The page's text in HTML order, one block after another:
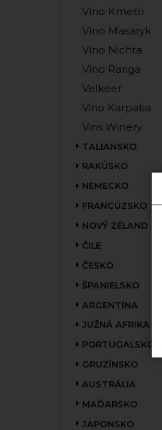
Víno Kmeťo
Víno Masaryk
Víno Nichta
Víno Rariga
Velkeer
Vino Karpatia
Vins Winery
TALIANSKO
RAKÚSKO
NEMECKO
FRANCÚZSKO
NOVÝ ZÉLAND
ČILE
ČESKO
ŠPANIELSKO
ARGENTÍNA
JUŽNÁ AFRIKA
PORTUGALSKO
GRUZÍNSKO
AUSTRÁLIA
MAĎARSKO
JAPONSKO